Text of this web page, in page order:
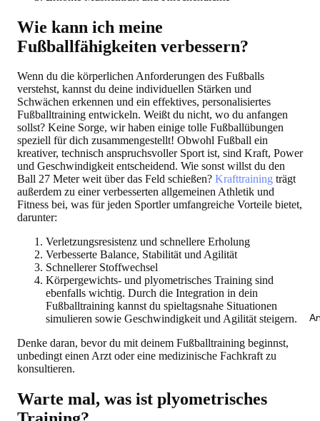
Wie kann ich meine
Fußballfähigkeiten verbessern?
Wenn du die körperlichen Anforderungen des Fußballs
verstehst, kannst du deine individuellen Stärken und
Schwächen erkennen und ein effektives, personalisiertes
Fußballtraining entwickeln. Weißt du nicht, wo du anfangen
sollst? Keine Sorge, wir haben einige tolle Fußballübungen
speziell für dich zusammengestellt! Obwohl Fußball ein
kreativer, technisch anspruchsvoller Sport ist, sind Kraft, Power
und Geschwindigkeit entscheidend. Wie sonst willst du den
Ball 27 Meter weit über das Feld schießen? Krafttraining trägt
außerdem zu einer verbesserten allgemeinen Athletik und
Fitness bei, was für jeden Sportler umfangreiche Vorteile bietet,
darunter:
Verletzungsresistenz und schnellere Erholung
Verbesserte Balance, Stabilität und Agilität
Schnellerer Stoffwechsel
Körpergewichts- und plyometrisches Training sind
ebenfalls wichtig. Durch die Integration in dein
Fußballtraining kannst du spieltagsnahe Situationen
simulieren sowie Geschwindigkeit und Agilität steigern.
Denke daran, bevor du mit deinem Fußballtraining beginnst,
unbedingt einen Arzt oder eine medizinische Fachkraft zu
konsultieren.
Warte mal, was ist plyometrisches